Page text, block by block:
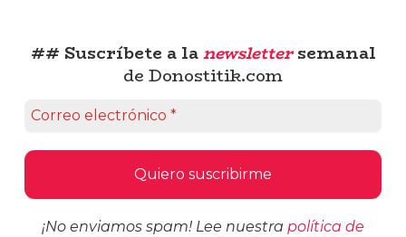
## Suscríbete a lanewslettersemanal
de Donostitik.com
¡No enviamos spam! Lee nuestra política de